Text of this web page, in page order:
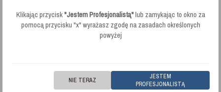
Klikając przycisk"Jestem Profesjonalistą"lub zamykając to okno za
pomocą przycisku "x" wyrażasz zgodę na zasadach określonych
powyżej
JESTEM
PROFESJONALISTĄ
NIE TERAZ